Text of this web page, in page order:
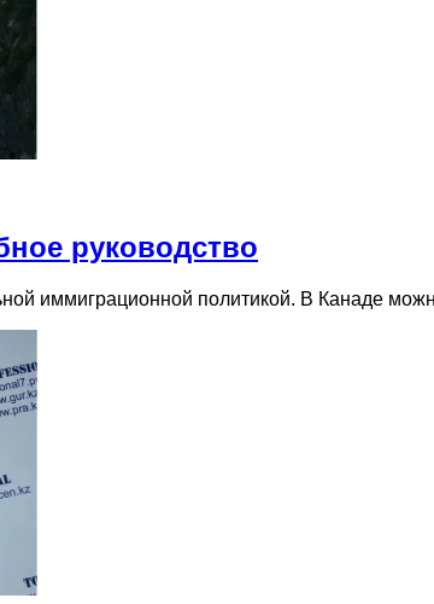
руководство
иммиграционной политикой. В Канаде